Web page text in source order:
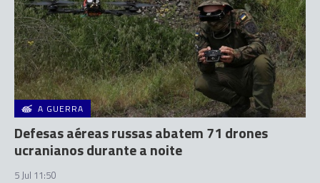
A GUERRA
Defesas aéreas russas abatem 71 drones
ucranianos durante a noite
5 Jul 11:50